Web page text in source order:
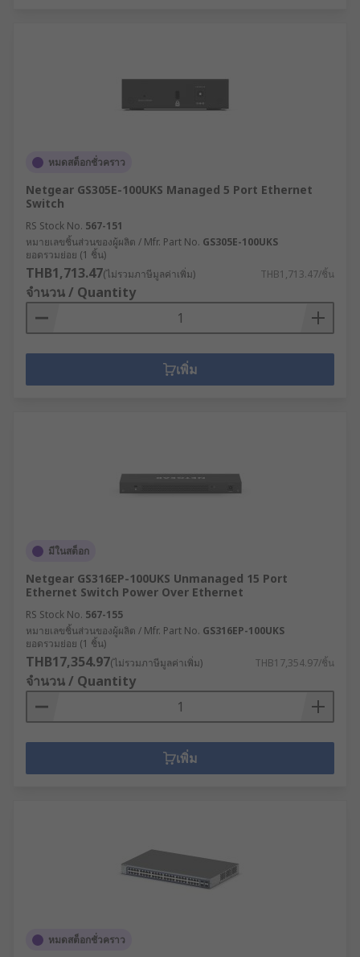
หมดสต็อกชั่วคราว
Netgear GS305E-100UKS Managed 5 Port Ethernet
Switch
RS Stock No. 567-151
หมายเลขชิ้นส่วนของผู้ผลิต / Mfr. Part No. GS305E-100UKS
ยอดรวมย่อย (1 ชิ้น)
THB1,713.47(ไม่รวมภาษีมูลค่าเพิ่ม) THB1,713.47/ชิ้น
จำนวน / Quantity
เพิ่ม
มีในสต็อก
Netgear GS316EP-100UKS Unmanaged 15 Port
Ethernet Switch Power Over Ethernet
RS Stock No. 567-155
หมายเลขชิ้นส่วนของผู้ผลิต / Mfr. Part No. GS316EP-100UKS
ยอดรวมย่อย (1 ชิ้น)
THB17,354.97(ไม่รวมภาษีมูลค่าเพิ่ม) THB17,354.97/ชิ้น
จำนวน / Quantity
เพิ่ม
หมดสต็อกชั่วคราว